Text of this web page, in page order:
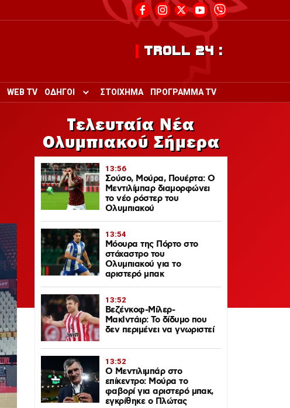
TROLL 24 :
WEB TV
ΟΔΗΓΟΙ
Toggle submenu for ΟΔΗΓΟΙ
ΣΤΟΙΧΗΜΑ ΠΡΟΓΡΑΜΜΑ TV
Τελευταία Νέα
Ολυμπιακού Σήμερα
13:56
Σούσο, Μούρα, Πουέρτα: Ο
Μεντιλίμπαρ διαμορφώνει
το νέο ρόστερ του
Ολυμπιακού
13:54
Μόουρα της Πόρτο στο
στόχαστρο του
Ολυμπιακού για το
αριστερό μπακ
13:52
Βεζένκοφ-Μίλερ-
ΜακΙντάιρ: Το δίδυμο που
δεν περιμένει να γνωριστεί
13:52
Ο Μεντιλιμπάρ στο
επίκεντρο: Μούρα το
φαβορί για αριστερό μπακ,
εγκρίθηκε ο Πλώτας